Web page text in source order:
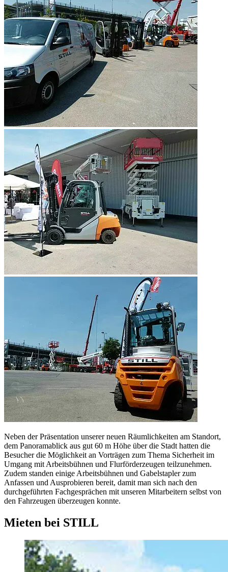
Neben der Präsentation unserer neuen Räumlichkeiten am Standort,
dem Panoramablick aus gut 60 m Höhe über die Stadt hatten die
Besucher die Möglichkeit an Vorträgen zum Thema Sicherheit im
Umgang mit Arbeitsbühnen und Flurförderzeugen teilzunehmen.
Zudem standen einige Arbeitsbühnen und Gabelstapler zum
Anfassen und Ausprobieren bereit, damit man sich nach den
durchgeführten Fachgesprächen mit unseren Mitarbeitern selbst von
den Fahrzeugen überzeugen konnte.
Mieten bei STILL